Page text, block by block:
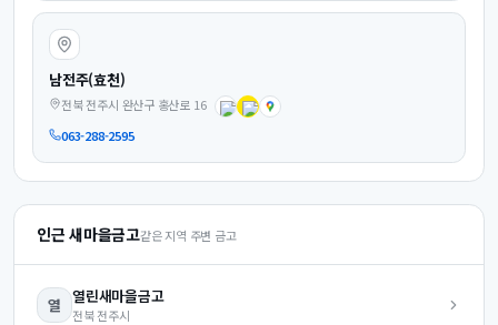
남전주(효천)
전북 전주시 완산구 홍산로 16
063-288-2595
인근 새마을금고같은 지역 주변 금고
열 열린새마을금고
전북 전주시